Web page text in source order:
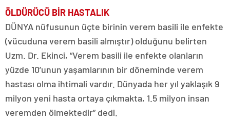
ÖLDÜRÜCÜ BİR HASTALIK
DÜNYA nüfusunun üçte birinin verem basili ile enfekte
(vücuduna verem basili almıştır) olduğunu belirten
Uzm. Dr. Ekinci, “Verem basili ile enfekte olanların
yüzde 10’unun yaşamlarının bir döneminde verem
hastası olma ihtimali vardır. Dünyada her yıl yaklaşık 9
milyon yeni hasta ortaya çıkmakta, 1.5 milyon insan
veremden ölmektedir” dedi.